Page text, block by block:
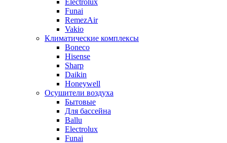
Electrolux
Funai
RemezAir
Vakio
Климатические комплексы
Boneco
Hisense
Sharp
Daikin
Honeywell
Осушители воздуха
Бытовые
Для бассейна
Ballu
Electrolux
Funai